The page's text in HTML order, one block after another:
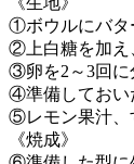
①ボウルにバタ
②上白糖を加え
③卵を2～3回に
④準備しておい
⑤レモン果汁、
《焼成》